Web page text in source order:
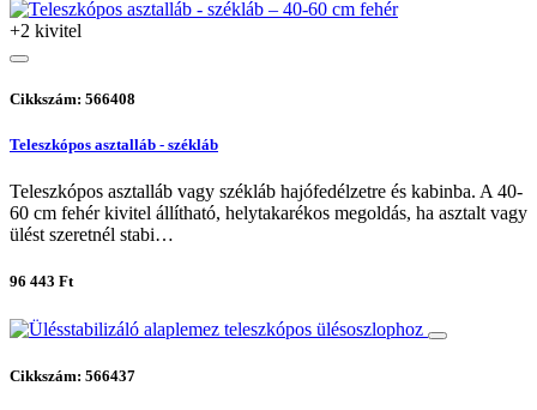
+2 kivitel
Cikkszám: 566408
Teleszkópos asztalláb - székláb
Teleszkópos asztalláb vagy székláb hajófedélzetre és kabinba. A 40-
60 cm fehér kivitel állítható, helytakarékos megoldás, ha asztalt vagy
ülést szeretnél stabi…
96 443 Ft
Cikkszám: 566437